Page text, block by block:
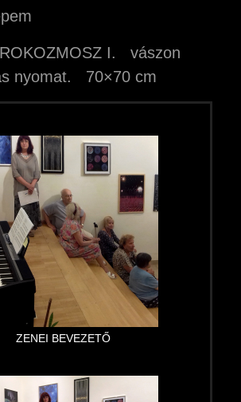
I. vászon
nyomat. 70×70 cm
ZENEI BEVEZETŐ